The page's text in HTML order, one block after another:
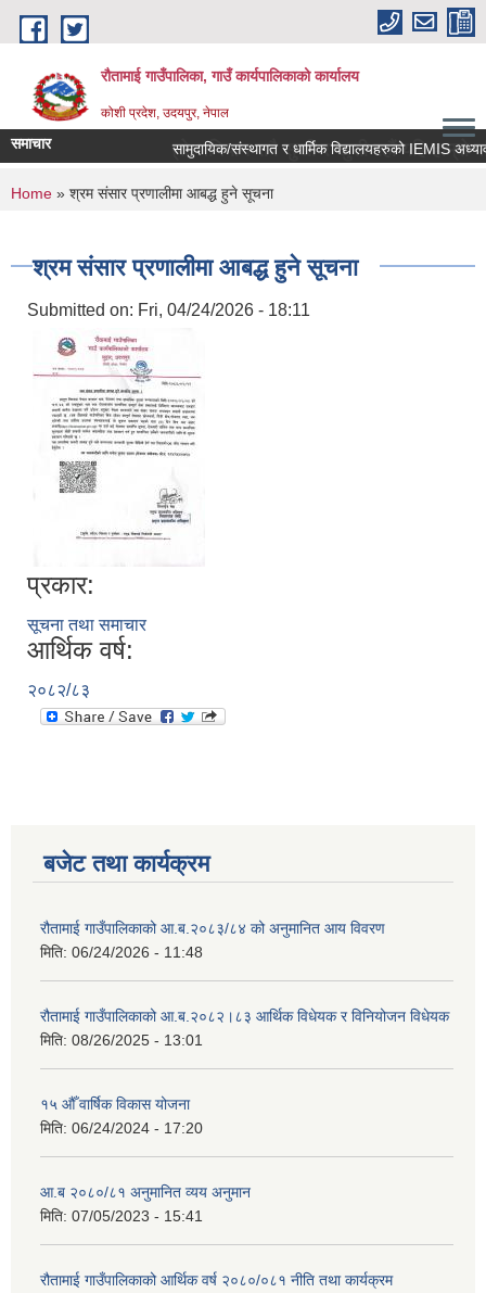
Skip to main content
रौतामाई गाउँपालिका, गाउँ कार्यपालिकाको कार्यालय
कोशी प्रदेश, उदयपुर, नेपाल
गाउँपालिका हाम्रो अभियान सबै सुखी र खुसी रहौं यहि हाम्रो
समाचार
You are here
Home » श्रम संसार प्रणालीमा आबद्ध हुने सूचना
श्रम संसार प्रणालीमा आबद्ध हुने सूचना
Submitted on: Fri, 04/24/2026 - 18:11
प्रकार:
सूचना तथा समाचार
आर्थिक वर्ष:
२०८२/८३
बजेट तथा कार्यक्रम
रौतामाई गाउँपालिकाको आ.ब.२०८३/८४ को अनुमानित आय विवरण
मिति: 06/24/2026 - 11:48
रौतामाई गाउँपालिकाको आ.ब.२०८२।८३ आर्थिक विधेयक र विनियोजन विधेयक
मिति: 08/26/2025 - 13:01
१५ औँ वार्षिक विकास योजना
मिति: 06/24/2024 - 17:20
आ.ब २०८०/८१ अनुमानित व्यय अनुमान
मिति: 07/05/2023 - 15:41
रौतामाई गाउँपालिकाको आर्थिक वर्ष २०८०/०८१ नीति तथा कार्यक्रम